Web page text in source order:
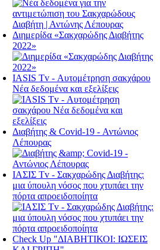
Διημερίδα «Σακχαρώδης Διαβήτης
2022»
ΙΑSΙS Tv - Αυτομέτρηση σακχάρου
Νέα δεδομένα και εξελίξεις
Διαβήτης & Cοvid-19 - Αντώνιος
Λέπουρας
ΙΑΣΙΣ Tv - Σακχαρώδης Διαβήτης:
μια ύπουλη νόσος που χτυπάει την
πόρτα απροειδοποίητα
Check Up "ΔΙΑΒΗΤΙΚΟΙ: ΙΩΣΕΙΣ